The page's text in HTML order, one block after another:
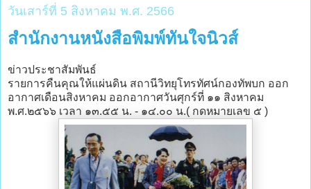
วันเสาร์ที่ 5 สิงหาคม พ.ศ. 2566
สำนักงานหนังสือพิมพ์ทันใจนิวส์
ข่าวประชาสัมพันธ์
รายการคืนคุณให้แผ่นดิน สถานีวิทยุโทรทัศน์กองทัพบก ออก
อากาศเดือนสิงหาคม ออกอากาศวันศุกร์ที่ ๑๑ สิงหาคม
พ.ศ.๒๕๖๖ เวลา ๑๓.๕๕ น. - ๑๔.๐๐ น.( กดหมายเลข ๕ )